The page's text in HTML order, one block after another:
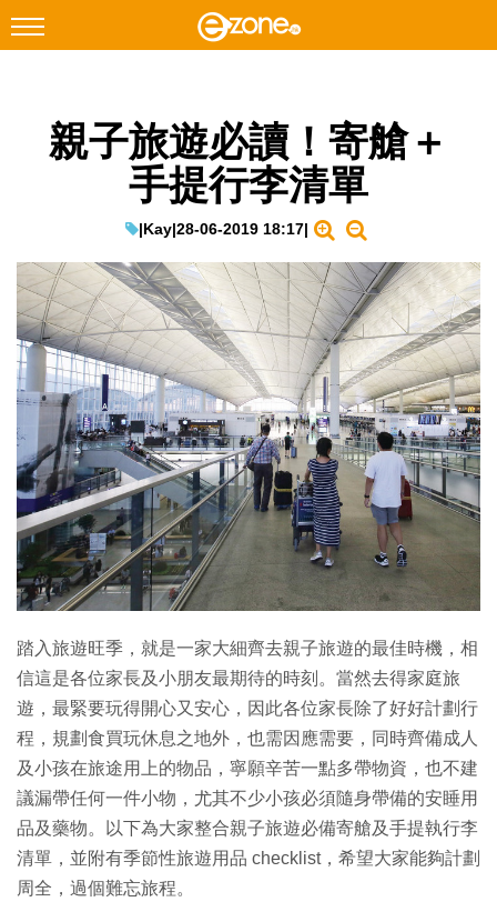
Facebook Instagram
遊戲動漫
教學評測
EduTech
IT Times
生成式AI與雲端應用
Enterprise Digital Transformation
特集
親子旅遊必讀！寄艙＋
手提行李清單
|Kay|28-06-2019 18:17|
踏入旅遊旺季，就是一家大細齊去親子旅遊的最佳時機，相
信這是各位家長及小朋友最期待的時刻。當然去得家庭旅
遊，最緊要玩得開心又安心，因此各位家長除了好好計劃行
程，規劃食買玩休息之地外，也需因應需要，同時齊備成人
及小孩在旅途用上的物品，寧願辛苦一點多帶物資，也不建
議漏帶任何一件小物，尤其不少小孩必須隨身帶備的安睡用
品及藥物。以下為大家整合親子旅遊必備寄艙及手提執行李
清單，並附有季節性旅遊用品 checklist，希望大家能夠計劃
周全，過個難忘旅程。